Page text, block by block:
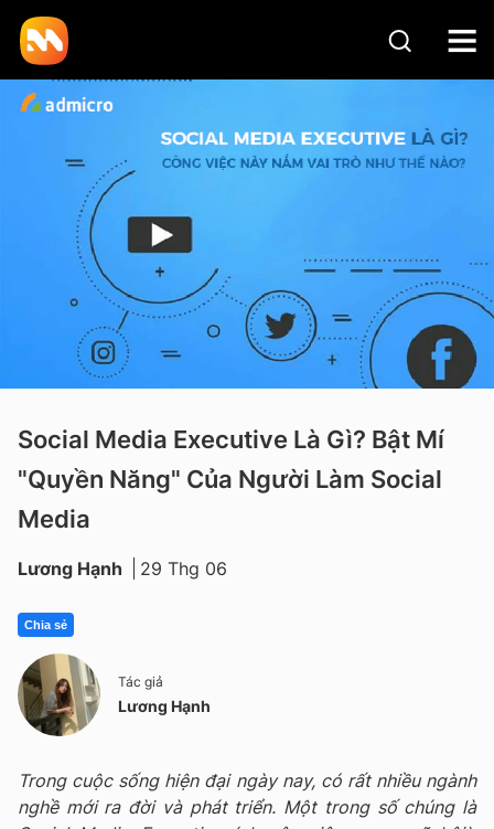
Social Media Executive Là Gì? Bật Mí
"Quyền Năng" Của Người Làm Social
Media
Lương Hạnh 29 Thg 06
Chia sẻ
Tác giả
Lương Hạnh
Trong cuộc sống hiện đại ngày nay, có rất nhiều ngành
nghề mới ra đời và phát triển. Một trong số chúng là